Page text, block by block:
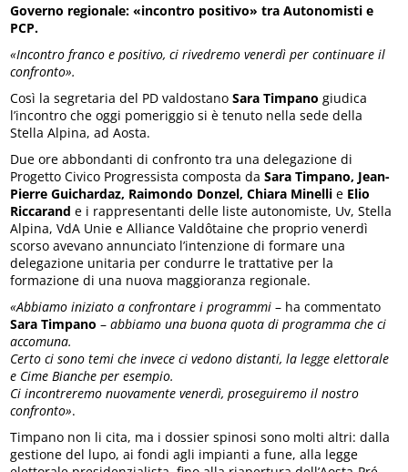
Governo regionale: «incontro positivo» tra Autonomisti e
PCP.
«Incontro franco e positivo, ci rivedremo venerdì per continuare il
confronto».
Così la segretaria del PD valdostanoSara Timpano giudica
l’incontro che oggi pomeriggio si è tenuto nella sede della
Stella Alpina, ad Aosta.
Due ore abbondanti di confronto tra una delegazione di
Progetto Civico Progressista composta da Sara Timpano, Jean-
Pierre Guichardaz, Raimondo Donzel, Chiara Minelli e Elio
Riccarand e i rappresentanti delle liste autonomiste, Uv, Stella
Alpina, VdA Unie e Alliance Valdôtaine che proprio venerdì
scorso avevano annunciato l’intenzione di formare una
delegazione unitaria per condurre le trattative per la
formazione di una nuova maggioranza regionale.
«Abbiamo iniziato a confrontare i programmi – ha commentato
Sara Timpano –abbiamo una buona quota di programma che ci
accomuna.
Certo ci sono temi che invece ci vedono distanti, la legge elettorale
e Cime Bianche per esempio.
Ci incontreremo nuovamente venerdì, proseguiremo il nostro
confronto».
Timpano non li cita, ma i dossier spinosi sono molti altri: dalla
gestione del lupo, ai fondi agli impianti a fune, alla legge